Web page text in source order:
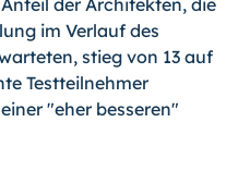
der Architekten, die
im Verlauf des
stieg von 13 auf
Testteilnehmer
"eher besseren"